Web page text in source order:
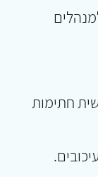
חתימות